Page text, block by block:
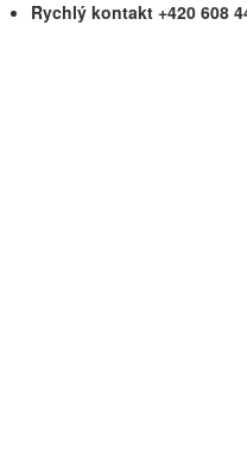
Rychlý kontakt +420 608